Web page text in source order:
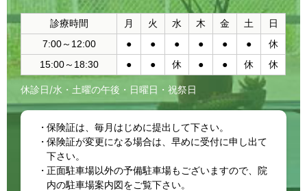
診療時間 月 火 水 木 金 土
日
7:00～12:00
● ● ● ● ● ●
休
15:00～18:30
● ● 休 ● ● 休 休
休診日/水・土曜の午後・日曜日・祝祭日
保険証は、毎月はじめに提出して下さい。
保険証が変更になる場合は、早めに受付に申し出て
下さい。
正面駐車場以外の予備駐車場もございますので、院
内の駐車場案内図をご覧下さい。